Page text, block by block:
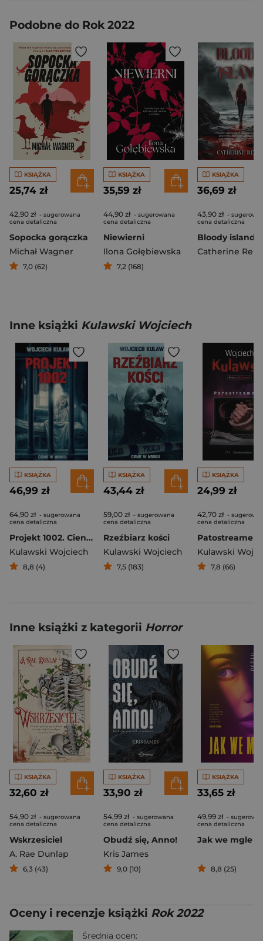
Podobne do Rok 2022
KSIĄŻKA
25,74 zł
42,90 zł - sugerowana
cena detaliczna
Sopocka gorączka
Michał Wagner
7,0 (62)
KSIĄŻKA
35,59 zł
44,90 zł - sugerowana
cena detaliczna
Niewierni
Ilona Gołębiewska
7,2 (168)
KSIĄŻKA
36,69 zł
43,90 zł -
cena detaliczna
Bloody island
Catherine Reiss
Inne książki Kulawski Wojciech
KSIĄŻKA
46,99 zł
64,90 zł - sugerowana
cena detaliczna
Projekt 1002. Cienie w mroku
Kulawski Wojciech
8,8 (4)
KSIĄŻKA
43,44 zł
59,00 zł - sugerowana
cena detaliczna
Rzeźbiarz kości
Kulawski Wojciech
7,5 (183)
KSIĄŻKA
24,99 zł
42,70 zł -
cena detaliczna
Kulawski
7,8 (66)
Inne książki z kategorii Horror
KSIĄŻKA
32,60 zł
54,90 zł - sugerowana
cena detaliczna
Wskrzesiciel
A. Rae Dunlap
6,3 (43)
KSIĄŻKA
33,90 zł
54,99 zł - sugerowana
cena detaliczna
Obudź się, Anno!
Kris James
9,0 (10)
KSIĄŻKA
33,65 zł
49,99 zł -
cena detaliczna
Jak we mgle
8,8 (25)
Oceny i recenzje książki Rok 2022
Średnia ocen: